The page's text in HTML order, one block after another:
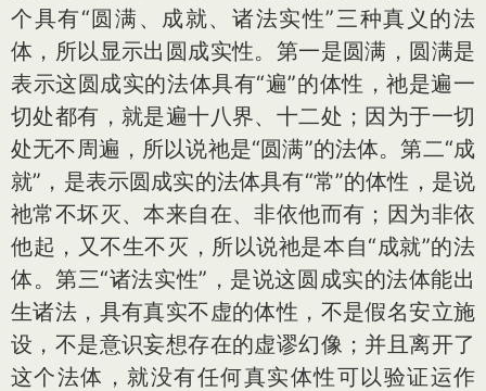
个具有“圆满、成就、诸法实性”三种真义的法
体，所以显示出圆成实性。第一是圆满，圆满是
表示这圆成实的法体具有“遍”的体性，祂是遍一
切处都有，就是遍十八界、十二处；因为于一切
处无不周遍，所以说祂是“圆满”的法体。第二“成
就”，是表示圆成实的法体具有“常”的体性，是说
祂常不坏灭、本来自在、非依他而有；因为非依
他起，又不生不灭，所以说祂是本自“成就”的法
体。第三“诸法实性”，是说这圆成实的法体能出
生诸法，具有真实不虚的体性，不是假名安立施
设，不是意识妄想存在的虚谬幻像；并且离开了
这个法体，就没有任何真实体性可以验证运作